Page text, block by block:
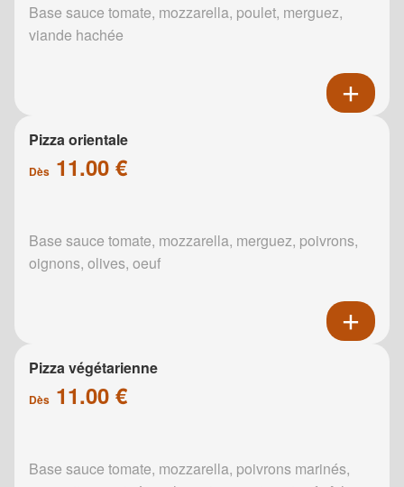
Base sauce tomate, mozzarella, poulet, merguez,
viande hachée
Pizza orientale
Dès 11.00 €
Base sauce tomate, mozzarella, merguez, poivrons,
oignons, olives, oeuf
Pizza végétarienne
Dès 11.00 €
Base sauce tomate, mozzarella, poivrons marinés,